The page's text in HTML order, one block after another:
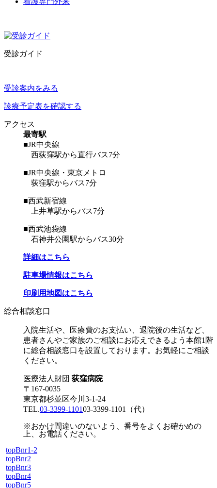
受診ガイド
受診案内をみる
診療予定表を確認する
アクセス
最寄駅
■JR中央線
西荻窪駅から直行バス7分
■JR中央線・東京メトロ
荻窪駅からバス7分
■西武新宿線
上井草駅からバス7分
■西武池袋線
石神井公園駅からバス30分
詳細はこちら
駐車場情報はこちら
印刷用地図はこちら
総合相談窓口
入院生活や、医療費のお支払い、退院後の生活など、
患者さんやご家族のご相談にお応えできるよう本館1階
に総合相談窓口を設置しております。お気軽にご相談
ください。
医療法人財団 荻窪病院
〒167-0035
東京都杉並区今川3-1-24
TEL.03-3399-110103-3399-1101 （代）
※おかけ間違いのないよう、番号をよくお確かめの
上、お電話ください。
topBnr1-2
topBnr2
topBnr3
topBnr4
topBnr5